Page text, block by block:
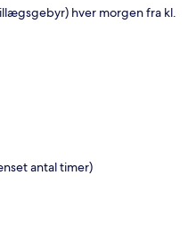
hver morgen fra kl.
antal timer)